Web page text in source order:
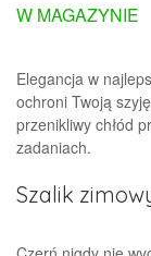
W MAGAZYNIE
Elegancja w
ochroni Twoją
przenikliwy chłód
zadaniach.
Szalik